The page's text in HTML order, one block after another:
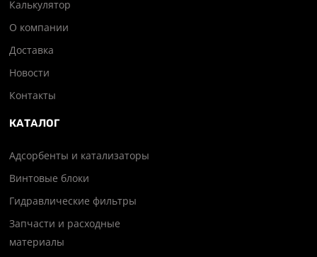
Калькулятор
О компании
Доставка
Новости
Контакты
КАТАЛОГ
Адсорбенты и катализаторы
Винтовые блоки
Гидравлические фильтры
Запчасти и расходные
материалы